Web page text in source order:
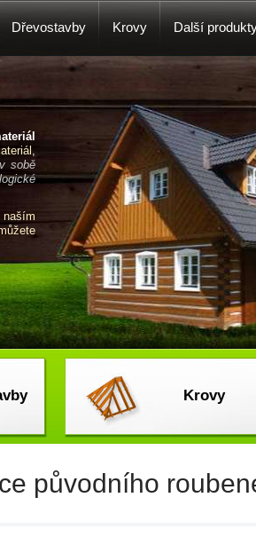
sobě
Dřevostavby Krovy Další
Krovy
původního